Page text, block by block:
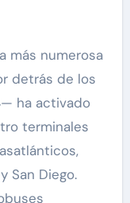
más numerosa
detrás de los
ha activado
terminales
San Diego.